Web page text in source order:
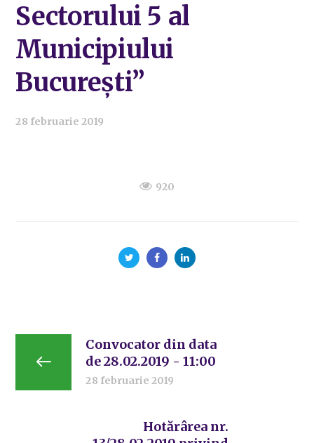
Sectorului 5 al
Municipiului
București”
28 februarie 2019
920
Convocator din data
de 28.02.2019 - 11:00
28 februarie 2019
Hotărârea nr.